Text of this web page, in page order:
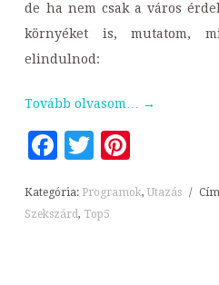
de ha nem csak a város
környéket is, mutatom,
elindulnod:
Tovább olvasom… →
Facebook
Twitter
Kategória: Programok,Utazás /
Szekszárd, Top5